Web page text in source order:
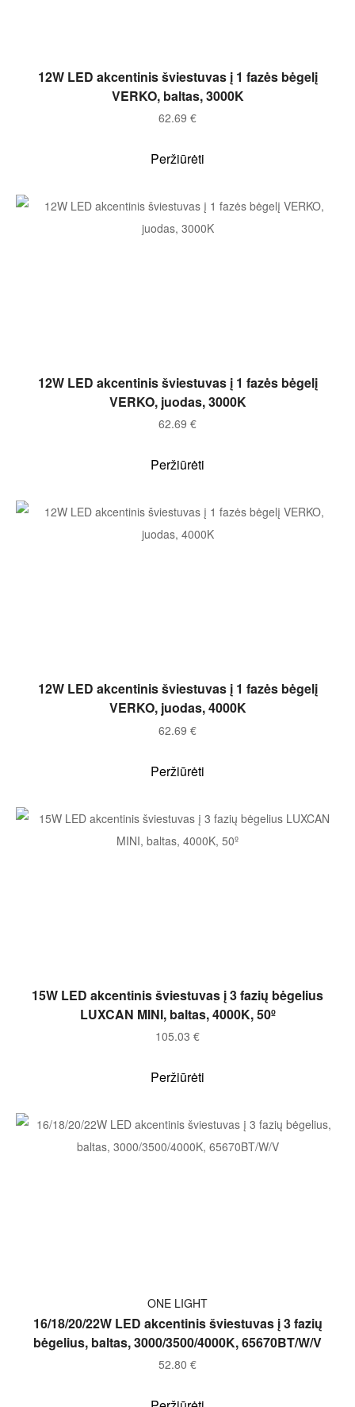
Į KREPŠELĮ
12W LED akcentinis šviestuvas į 1 fazės bėgelį
VERKO, baltas, 3000K
62.69 €
Peržiūrėti
Į KREPŠELĮ
12W LED akcentinis šviestuvas į 1 fazės bėgelį
VERKO, juodas, 3000K
62.69 €
Peržiūrėti
Į KREPŠELĮ
12W LED akcentinis šviestuvas į 1 fazės bėgelį
VERKO, juodas, 4000K
62.69 €
Peržiūrėti
Į KREPŠELĮ
15W LED akcentinis šviestuvas į 3 fazių bėgelius
LUXCAN MINI, baltas, 4000K, 50º
105.03 €
Peržiūrėti
Į KREPŠELĮ
ONE LIGHT
16/18/20/22W LED akcentinis šviestuvas į 3 fazių
bėgelius, baltas, 3000/3500/4000K, 65670BT/W/V
52.80 €